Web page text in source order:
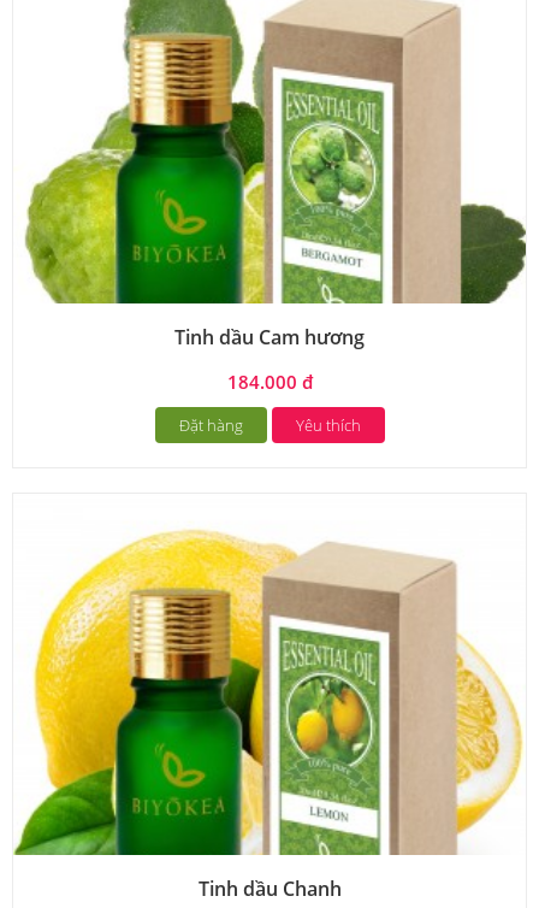
Tinh dầu Cam hương
184.000 đ
Đặt hàng Yêu thích
Tinh dầu Chanh